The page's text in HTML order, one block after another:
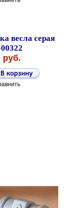
весла серая
руб.